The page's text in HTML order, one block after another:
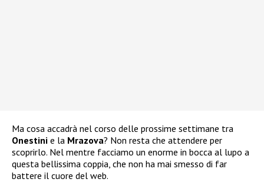
Ma cosa accadrà nel corso delle prossime settimane tra
Onestini e la Mrazova? Non resta che attendere per
scoprirlo. Nel mentre facciamo un enorme in bocca al lupo a
questa bellissima coppia, che non ha mai smesso di far
battere il cuore del web.